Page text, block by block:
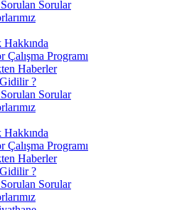
Sorulan Sorular
Çalışma Programı
Haberler
?
Sorulan Sorular
Çalışma Programı
Haberler
?
Sorulan Sorular